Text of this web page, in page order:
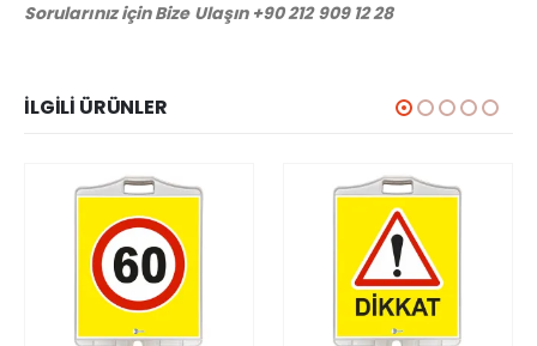
Sorularınız için Bize Ulaşın +90 212 909 12 28
İLGILI ÜRÜNLER